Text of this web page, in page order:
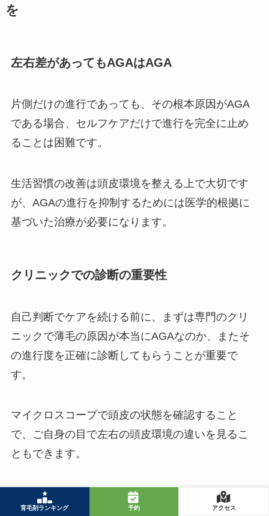
育毛剤ランキング 予約 アクセス
を
左右差があってもAGAはAGA
片側だけの進行であっても、その根本原因がAGA
である場合、セルフケアだけで進行を完全に止め
ることは困難です。
生活習慣の改善は頭皮環境を整える上で大切です
が、AGAの進行を抑制するためには医学的根拠に
基づいた治療が必要になります。
クリニックでの診断の重要性
自己判断でケアを続ける前に、まずは専門のクリ
ニックで薄毛の原因が本当にAGAなのか、またそ
の進行度を正確に診断してもらうことが重要で
す。
マイクロスコープで頭皮の状態を確認すること
で、ご自身の目で左右の頭皮環境の違いを見るこ
ともできます。
ケア方法と期待できる効果